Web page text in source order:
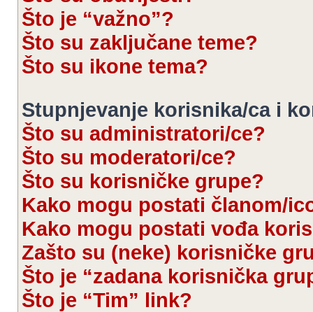
Što je “važno”?
Što su zaključane teme?
Što su ikone tema?
Stupnjevanje korisnika/ca i
Što su administratori/ce?
Što su moderatori/ce?
Što su korisničke grupe?
Kako mogu postati članom/
Kako mogu postati vođa
Zašto su (neke) korisničke
Što je “zadana korisnička
Što je “Tim” link?